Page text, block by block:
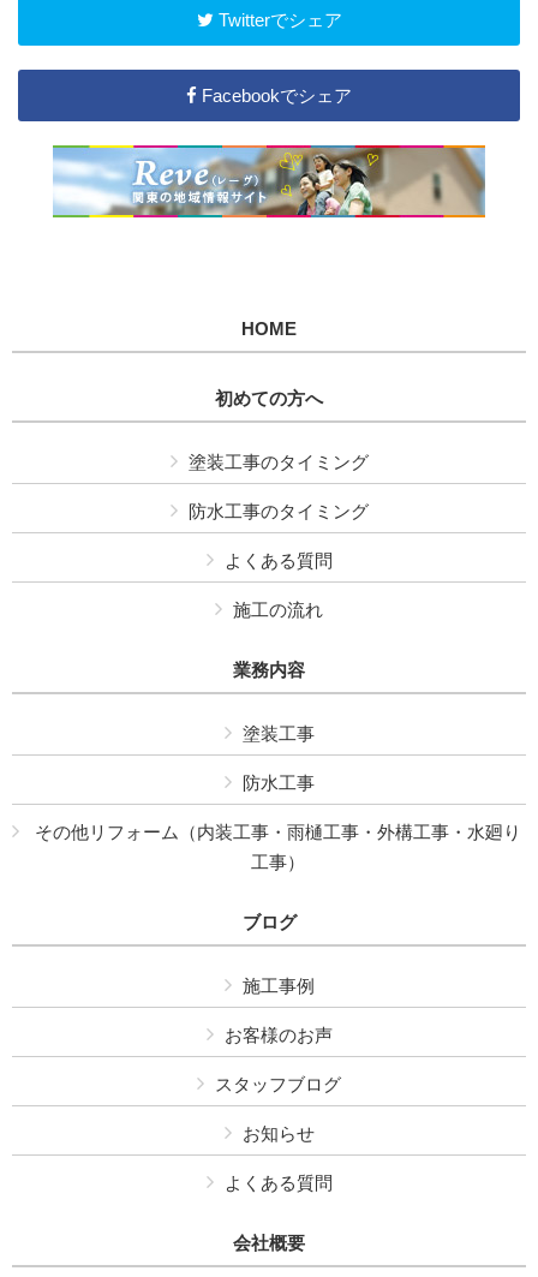
Twitterでシェア
Facebookでシェア
HOME
初めての方へ
塗装工事のタイミング
防水工事のタイミング
よくある質問
施工の流れ
業務内容
塗装工事
防水工事
その他リフォーム（内装工事・雨樋工事・外構工事・水廻り
工事）
ブログ
施工事例
お客様のお声
スタッフブログ
お知らせ
よくある質問
会社概要